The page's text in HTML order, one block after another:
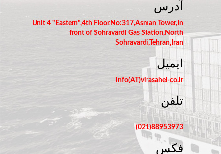
آدرس
Unit 4 "Eastern",4th Floor,No:317,Asman Tower,In
front of Sohravardi Gas Station,North
Sohravardi,Tehran,Iran
ایمیل
info(AT)virasahel-co.ir
تلفن
88953973(021)
فکس